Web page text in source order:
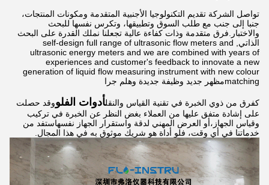
تواصل الشركة تقديم التكنولوجيا الأجنبية المتقدمة ومكونات المنتجات،
جنبا إلى جنب مع طلب السوق وتطبيقها، وتكرس نفسها للبحث
والاختبار.فرق متقدمة وذات كفاءة عالية تجعلنا نملك القدرة على البحث
الذاتي, self-design full range of ultrasonic flow meters and
ultrasonic energy meters and we are combined with years of
experiences and customer's feedback to innovate a new
generation of liquid flow measuring instrument with new colour
matchingمظهر جديد وظيفة جديدة وهلم جرا
كفرق من ذوي الخبرة في تقنية القياس والنقلأدوات الفلووقد حصلت
على إشادة متفق عليها من العملاء بغض النظر عن الخبرة في تركيب
وقياس الجهاز،أو العرض المهني لدقة واستقرار الجهاز نفسهاستفد من
خدماتنا في أي وقت، فلو أداة هو شريك موثوق به في هذا المجال.